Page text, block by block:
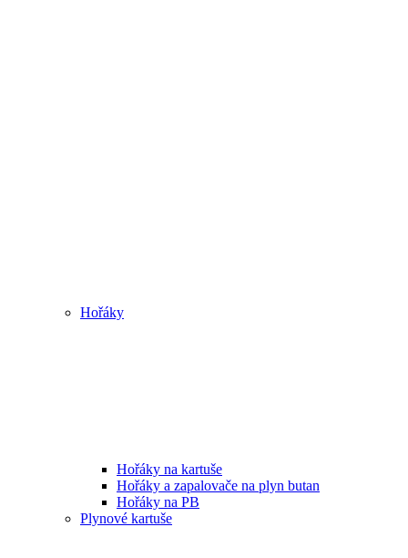
Hořáky
Hořáky na kartuše
Hořáky a zapalovače na plyn butan
Hořáky na PB
Plynové kartuše